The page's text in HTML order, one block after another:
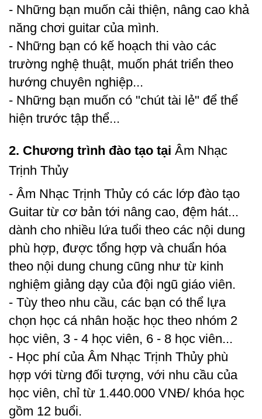
- Những bạn muốn cải thiện, nâng cao khả
năng chơi guitar của mình.
- Những bạn có kế hoạch thi vào các
trường nghệ thuật, muốn phát triển theo
hướng chuyên nghiệp...
- Những bạn muốn có "chút tài lẻ" để thể
hiện trước tập thể...
2. Chương trình đào tạo tại Âm Nhạc
Trịnh Thủy
- Âm Nhạc Trịnh Thủy có các lớp đào tạo
Guitar từ cơ bản tới nâng cao, đệm hát...
dành cho nhiều lứa tuổi theo các nội dung
phù hợp, được tổng hợp và chuẩn hóa
theo nội dung chung cũng như từ kinh
nghiệm giảng dạy của đội ngũ giáo viên.
- Tùy theo nhu cầu, các bạn có thể lựa
chọn học cá nhân hoặc học theo nhóm 2
học viên, 3 - 4 học viên, 6 - 8 học viên...
- Học phí của Âm Nhạc Trịnh Thủy phù
hợp với từng đối tượng, với nhu cầu của
học viên, chỉ từ 1.440.000 VNĐ/ khóa học
gồm 12 buổi.